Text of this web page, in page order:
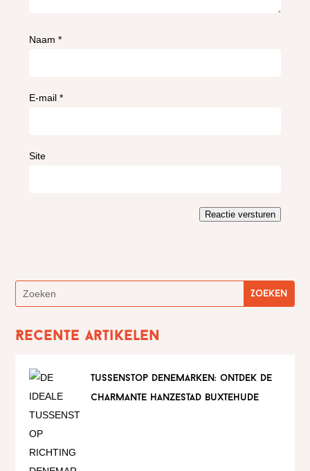
Naam*
E-mail*
Site
Reactie versturen
Recente artikelen
tussenstop denemarken: ontdek de
charmante hanzestad buxtehude